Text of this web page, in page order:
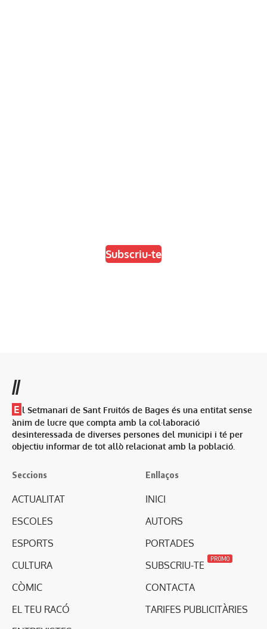
Subscriu-te
//
E l Setmanari de Sant Fruitós de Bages és una entitat sense
ànim de lucre que compta amb la col·laboració
desinteressada de diverses persones del municipi i té per
objectiu informar de tot allò relacionat amb la població.
Seccions
ACTUALITAT
ESCOLES
ESPORTS
CULTURA
CÒMIC
EL TEU RACÓ
Enllaços
INICI
AUTORS
PORTADES
SUBSCRIU-TE
PROMO
CONTACTA
TARIFES PUBLICITÀRIES